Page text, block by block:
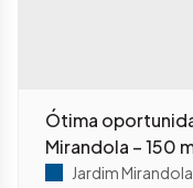
Ótima
Mirandola – 150
Jardim Mirandola